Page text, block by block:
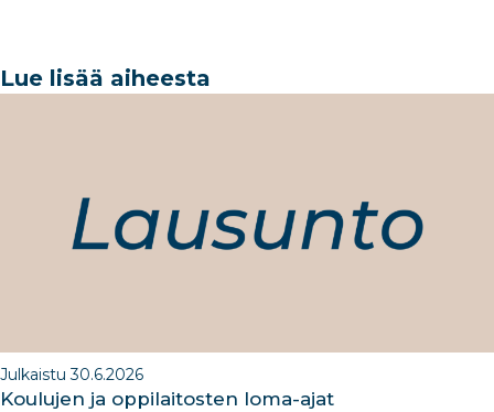
e
e e
Lue lisää aiheesta
Julkaistu 30.6.2026
Koulujen ja oppilaitosten loma-ajat​